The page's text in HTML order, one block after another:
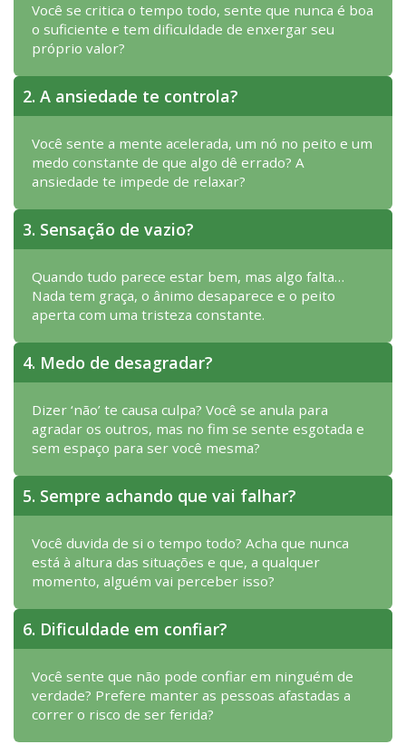
Você se critica o tempo todo, sente que nunca é boa
o suficiente e tem dificuldade de enxergar seu
próprio valor?
2. A ansiedade te controla?
Você sente a mente acelerada, um nó no peito e um
medo constante de que algo dê errado? A
ansiedade te impede de relaxar?
3. Sensação de vazio?
Quando tudo parece estar bem, mas algo falta…
Nada tem graça, o ânimo desaparece e o peito
aperta com uma tristeza constante.
4. Medo de desagradar?
Dizer ‘não’ te causa culpa? Você se anula para
agradar os outros, mas no fim se sente esgotada e
sem espaço para ser você mesma?
5. Sempre achando que vai falhar?
Você duvida de si o tempo todo? Acha que nunca
está à altura das situações e que, a qualquer
momento, alguém vai perceber isso?
6. Dificuldade em confiar?
Você sente que não pode confiar em ninguém de
verdade? Prefere manter as pessoas afastadas a
correr o risco de ser ferida?